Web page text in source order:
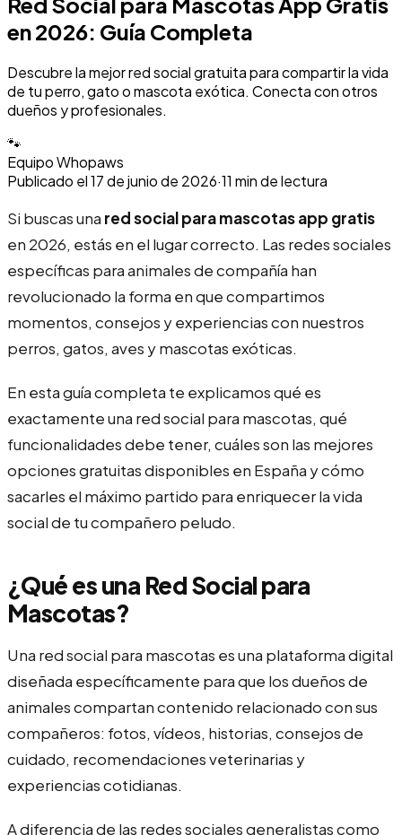
en 2026: Guía Completa
Descubre la mejor red social gratuita para compartir la vida
de tu perro, gato o mascota exótica. Conecta con otros
dueños y profesionales.
🐾
Equipo Whopaws
Publicado el17 de junio de 2026·11 min de lectura
Si buscas una red social para mascotas app gratis
en 2026, estás en el lugar correcto. Las redes sociales
específicas para animales de compañía han
revolucionado la forma en que compartimos
momentos, consejos y experiencias con nuestros
perros, gatos, aves y mascotas exóticas.
En esta guía completa te explicamos qué es
exactamente una red social para mascotas, qué
funcionalidades debe tener, cuáles son las mejores
opciones gratuitas disponibles en España y cómo
sacarles el máximo partido para enriquecer la vida
social de tu compañero peludo.
¿Qué es una Red Social para
Mascotas?
Una red social para mascotas es una plataforma digital
diseñada específicamente para que los dueños de
animales compartan contenido relacionado con sus
compañeros: fotos, vídeos, historias, consejos de
cuidado, recomendaciones veterinarias y
experiencias cotidianas.
A diferencia de las redes sociales generalistas como